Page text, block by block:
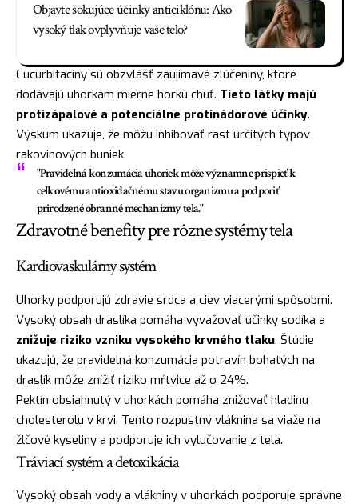
Objavte šokujúce účinky anticiklónu: Ako
vysoký tlak ovplyvňuje vaše telo?
Cucurbitacíny sú obzvlášť zaujímavé zlúčeniny, ktoré
dodávajú uhorkám mierne horkú chuť. Tieto látky majú
protizápalové a potenciálne protinádorové účinky.
Výskum ukazuje, že môžu inhibovať rast určitých typov
rakovinových buniek.
"Pravidelná konzumácia uhoriek môže významne prispieť k
celkovému antioxidačnému stavu organizmu a podporiť
prirodzené obranné mechanizmy tela."
Zdravotné benefity pre rôzne systémy tela
Kardiovaskulárny systém
Uhorky podporujú zdravie srdca a ciev viacerými spôsobmi.
Vysoký obsah draslíka pomáha vyvažovať účinky sodíka a
znižuje riziko vzniku vysokého krvného tlaku. Štúdie
ukazujú, že pravidelná konzumácia potravín bohatých na
draslík môže znížiť riziko mŕtvice až o 24%.
Pektín obsiahnutý v uhorkách pomáha znižovať hladinu
cholesterolu v krvi. Tento rozpustný vláknina sa viaže na
žlčové kyseliny a podporuje ich vylučovanie z tela.
Tráviací systém a detoxikácia
Vysoký obsah vody a vlákniny v uhorkách podporuje správne